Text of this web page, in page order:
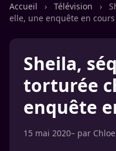
Accueil › Télévision ›
elle, une enquête en cours
Sheila,
torturée
enquête
15 mai 2020– par